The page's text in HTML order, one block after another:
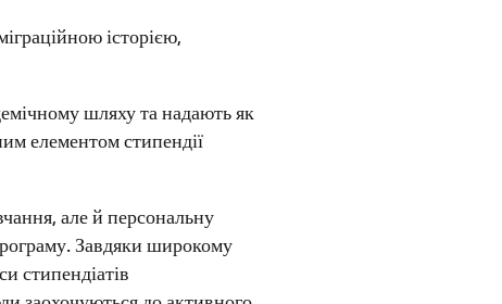
історією,
шляху та надають як
елементом стипендії
але й персональну
Завдяки широкому
стипендіатів